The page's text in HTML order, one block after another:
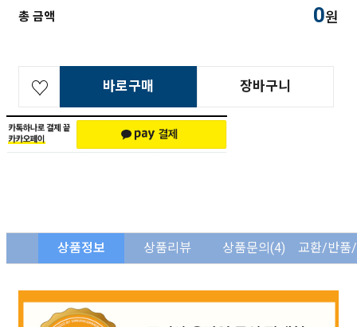
총 금액 0원
바로구매 장바구니
상품정보 상품리뷰 상품문의(4) 교환/반품